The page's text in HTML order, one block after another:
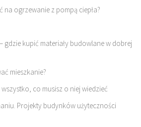
ogrzewanie z pompą ciepła?
gdzie kupić materiały budowlane w dobrej
mieszkanie?
co musisz o niej wiedzieć
Projekty budynków użyteczności